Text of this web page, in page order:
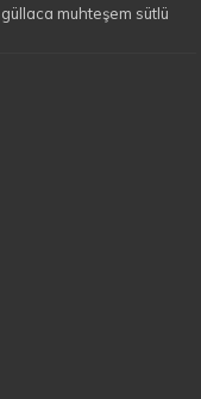
muhteşem sütlü